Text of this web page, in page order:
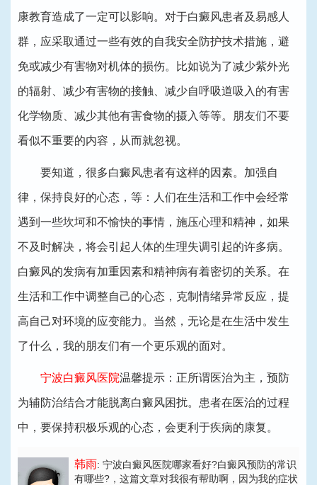
康教育造成了一定可以影响。对于白癜风患者及易感人
群，应采取通过一些有效的自我安全防护技术措施，避
免或减少有害物对机体的损伤。比如说为了减少紫外光
的辐射、减少有害物的接触、减少自呼吸道吸入的有害
化学物质、减少其他有害食物的摄入等等。朋友们不要
看似不重要的内容，从而就忽视。
要知道，很多白癜风患者有这样的因素。加强自
律，保持良好的心态，等：人们在生活和工作中会经常
遇到一些坎坷和不愉快的事情，施压心理和精神，如果
不及时解决，将会引起人体的生理失调引起的许多病。
白癜风的发病有加重因素和精神病有着密切的关系。在
生活和工作中调整自己的心态，克制情绪异常反应，提
高自己对环境的应变能力。当然，无论是在生活中发生
了什么，我的朋友们有一个更乐观的面对。
宁波白癜风医院温馨提示：正所谓医治为主，预防
为辅防治结合才能脱离白癜风困扰。患者在医治的过程
中，要保持积极乐观的心态，会更利于疾病的康复。
韩雨: 宁波白癜风医院哪家看好?白癜风预防的常识
有哪些?，这篇文章对我很有帮助啊，因为我的症状